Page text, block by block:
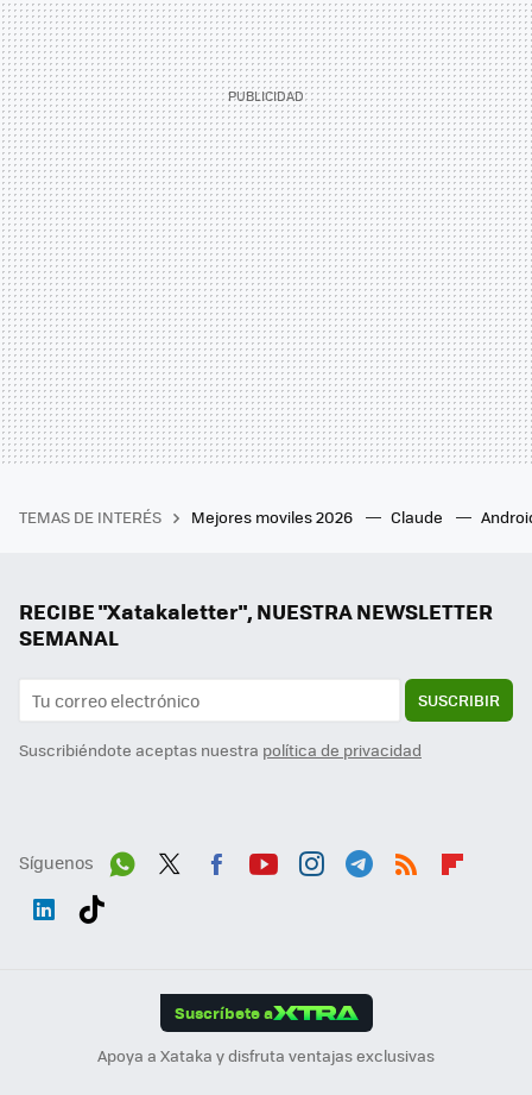
TEMAS DE INTERÉS Mejores moviles 2026 Claude
RECIBE "Xatakaletter", NUESTRA NEWSLETTER
SEMANAL
SUSCRIBIR
Suscribiéndote aceptas nuestra política de privacidad
Síguenos
Suscríbete a
Apoya a Xataka y disfruta ventajas exclusivas